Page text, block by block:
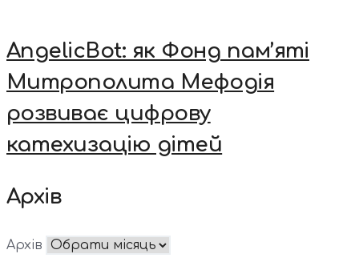
AngelicBot: як Фонд пам’яті
Митрополита Мефодія
розвиває цифрову
катехизацію дітей
Архів
Архів